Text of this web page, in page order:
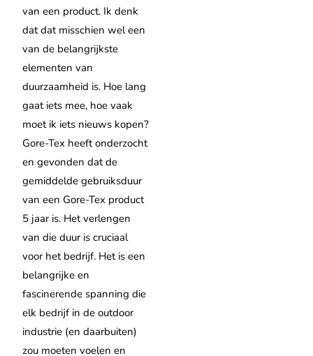
van een product. Ik denk
dat dat misschien wel een
van de belangrijkste
elementen van
duurzaamheid is. Hoe lang
gaat iets mee, hoe vaak
moet ik iets nieuws kopen?
Gore-Tex heeft onderzocht
en gevonden dat de
gemiddelde gebruiksduur
van een Gore-Tex product
5 jaar is. Het verlengen
van die duur is cruciaal
voor het bedrijf. Het is een
belangrijke en
fascinerende spanning die
elk bedrijf in de outdoor
industrie (en daarbuiten)
zou moeten voelen en